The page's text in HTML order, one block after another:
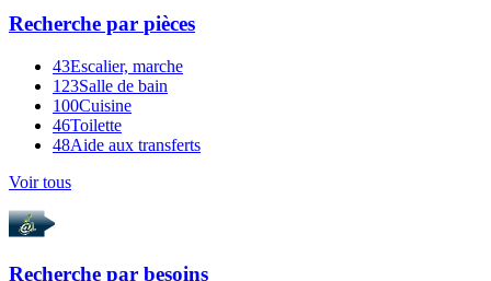
Recherche par pièces
43Escalier, marche
123Salle de bain
100Cuisine
46Toilette
48Aide aux transferts
Voir tous
Recherche par besoins